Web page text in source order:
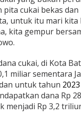
pita cukai bekas
untuk itu mari kita
kita gempur
cukai, di Kota
miliar sementara
untuk tahun 2023
dana Rp
menjadi Rp 3,2